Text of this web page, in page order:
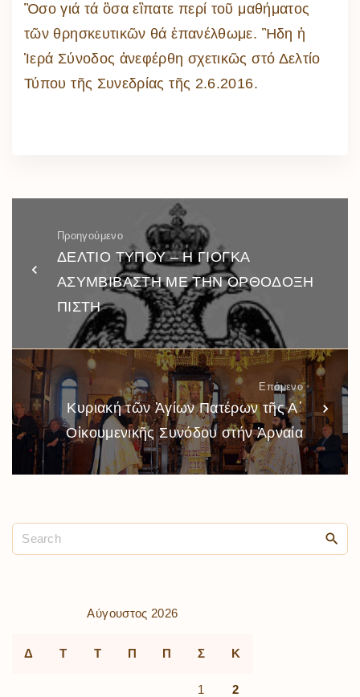
Ὃσο γιά τά ὃσα εἲπατε περί τοῦ μαθήματος
τῶν θρησκευτικῶν θά ἐπανέλθωμε. Ἢδη ἡ
Ἱερά Σύνοδος ἀνεφέρθη σχετικῶς στό Δελτίο
Τύπου τῆς Συνεδρίας τῆς 2.6.2016.
Προηγούμενο
ΔΕΛΤΙΟ ΤΥΠΟΥ – Η ΓΙΟΓΚΑ
ΑΣΥΜΒΙΒΑΣΤΗ ΜΕ ΤΗΝ ΟΡΘΟΔΟΞΗ
ΠΙΣΤΗ
Επόμενο
Κυριακή τῶν Ἁγίων Πατέρων τῆς Α΄
Οἰκουμενικῆς Συνόδου στήν Ἀρναία
Αύγουστος 2026
Δ Τ Τ Π Π Σ Κ
1 2